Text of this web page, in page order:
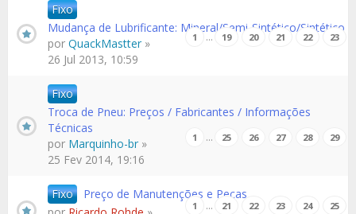
Fixo
Mudança de Lubrificante: Mineral/Semi-Sintético/Sintético
1 … 19 20 21 22 23
por QuackMastter »
26 Jul 2013, 10:59
Fixo
Troca de Pneu: Preços / Fabricantes / Informações
Técnicas
1 … 25 26 27 28 29
por Marquinho-br »
25 Fev 2014, 19:16
Fixo Preço de Manutenções e Peças
1 … 21 22 23 24 25